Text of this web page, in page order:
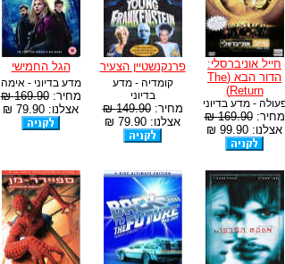
חייל אוניברסלי:
הדור הבא (The
Return)
- מדע בדיוני
מחיר:169.90 ₪
אצלנו: 99.90 ₪
פרנקנשטיין הצעיר
קומדיה - מדע
בדיוני
מחיר:149.90 ₪
אצלנו: 79.90 ₪
הגל החמישי
מדע בדיוני - אימה
מחיר:169.90 ₪
אצלנו: 79.90 ₪